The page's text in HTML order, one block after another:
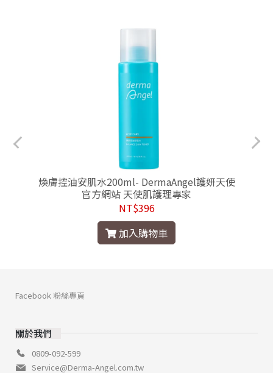
煥膚控油安肌水200ml- DermaAngel護妍天使
官方網站 天使肌護理專家
NT$396
加入購物車
關於我們
0809-092-599
Service@Derma-Angel.com.tw
Facebook 粉絲專頁